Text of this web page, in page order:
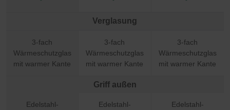
Verglasung
3-fach
Wärmeschutzglas
mit warmer Kante
3-fach
Wärmeschutzglas
mit warmer Kante
3-fach
Wärmeschutzglas
mit warmer Kante
Griff außen
Edelstahl-
Edelstahl-
Edelstahl-